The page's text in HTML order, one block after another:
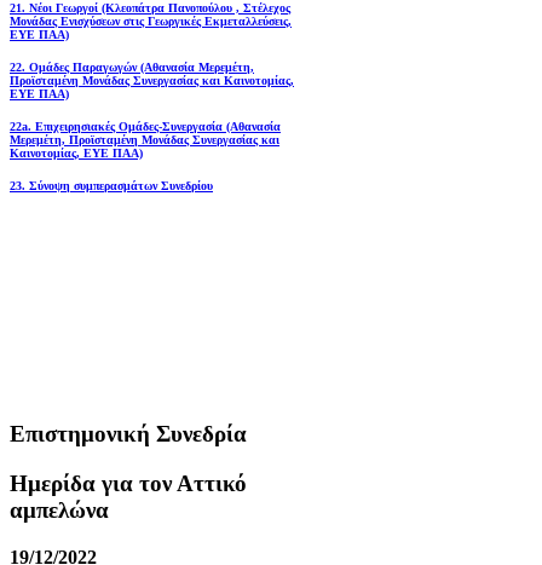
21. Νέοι Γεωργοί (Κλεοπάτρα Πανοπούλου , Στέλεχος
Μονάδας Ενισχύσεων στις Γεωργικές Εκμεταλλεύσεις,
ΕΥΕ ΠΑΑ)
22. Ομάδες Παραγωγών (Αθανασία Μερεμέτη,
Προϊσταμένη Μονάδας Συνεργασίας και Καινοτομίας,
ΕΥΕ ΠΑΑ)
22a. Επιχειρησιακές Ομάδες-Συνεργασία (Αθανασία
Μερεμέτη, Προϊσταμένη Μονάδας Συνεργασίας και
Καινοτομίας, ΕΥΕ ΠΑΑ)
23. Σύνοψη συμπερασμάτων Συνεδρίου
Επιστημονική Συνεδρία
Ημερίδα για τον Αττικό
αμπελώνα
19/12/2022